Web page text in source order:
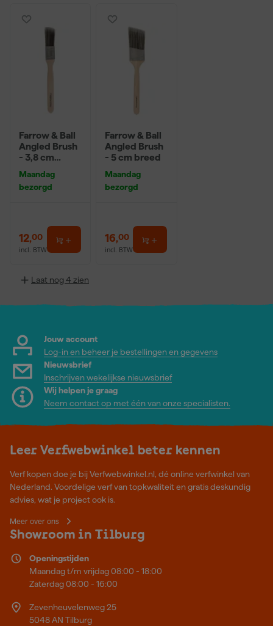
Farrow & Ball
Angled Brush
- 3,8 cm
Maandag
bezorgd
12,00
incl. BTW
Farrow & Ball
Angled Brush
- 5 cm breed
Maandag
bezorgd
16,00
incl. BTW
Laat nog 4 zien
Jouw account
Log-in en beheer je bestellingen en gegevens
Nieuwsbrief
Inschrijven wekelijkse nieuwsbrief
Wij helpen je graag
Neem contact op met één van onze specialisten.
Leer Verfwebwinkel beter kennen
Verf kopen doe je bij Verfwebwinkel.nl, dé online verfwinkel van
Nederland. Voordelige verf van topkwaliteit en gratis deskundig
advies, wat je project ook is.
Meer over ons
Showroom in Tilburg
Openingstijden
Maandag t/m vrijdag 08:00 - 18:00
Zaterdag 08:00 - 16:00
Zevenheuvelenweg 25
5048 AN Tilburg